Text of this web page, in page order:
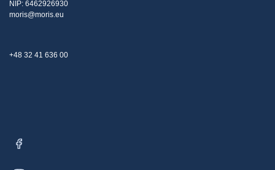
NIP: 6462926930
moris@moris.eu
+48 32 41 636 00